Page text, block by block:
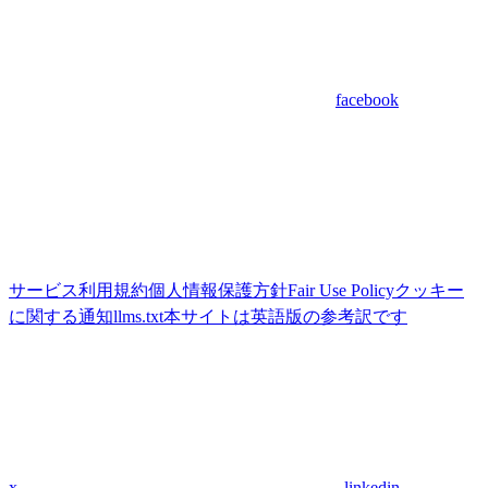
facebook
サービス利用規約個人情報保護方針Fair Use Policyクッキー
に関する通知llms.txt本サイトは英語版の参考訳です